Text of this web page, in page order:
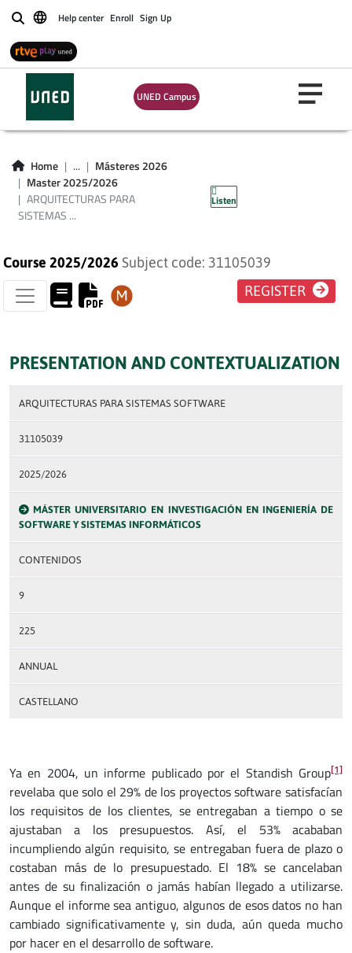
BuscarHelp center Enroll Sign Up
UNED Campus
Home ...
Másteres 2026
Master 2025/2026
ARQUITECTURAS PARA
SISTEMAS ...
Listen
ARQUITECTURAS
PARA SISTEMAS
SOFTWARE
Course 2025/2026 Subject code: 31105039
REGISTER
PRESENTATION AND CONTEXTUALIZATION
ARQUITECTURAS PARA SISTEMAS SOFTWARE
31105039
2025/2026
MÁSTER UNIVERSITARIO EN INVESTIGACIÓN EN INGENIERÍA DE
SOFTWARE Y SISTEMAS INFORMÁTICOS
CONTENIDOS
9
225
ANNUAL
CASTELLANO
Ya en 2004, un informe publicado por el Standish Group[1]
revelaba que solo el 29% de los proyectos software satisfacían
los requisitos de los clientes, se entregaban a tiempo o se
ajustaban a los presupuestos. Así, el 53% acababan
incumpliendo algún requisito, se entregaban fuera de plazo o
costaban más de lo presupuestado. El 18% se cancelaban
antes de su finalización o jamás habían llegado a utilizarse.
Aunque el informe sea antiguo, algunos de esos datos no han
cambiado significativamente y, sin duda, aún queda mucho
por hacer en el desarrollo de software.